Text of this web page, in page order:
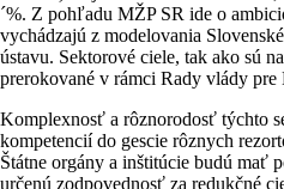
´%. Z pohľadu MŽP SR ide o
vychádzajú z modelovania
ústavu. Sektorové ciele, tak ako sú
prerokované v rámci Rady vlády pre
Komplexnosť a rôznorodosť týchto
kompetencií do gescie rôznych
Štátne orgány a inštitúcie budú mať
určenú zodpovednosť za redukčné